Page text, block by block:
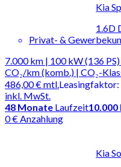
Kia
1.6D
Privat- &
7.000 km | 100 kW (136
CO₂/km (komb.) | CO₂-
486,00 €mtl.
inkl. MwSt.
Leasingfaktor:
48 Monate Laufzeit10.000
0 € Anzahlung
Kia